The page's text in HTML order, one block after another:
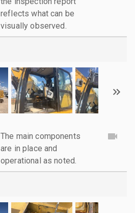
reflects what can be
visually observed.
The main components
are in place and
operational as noted.